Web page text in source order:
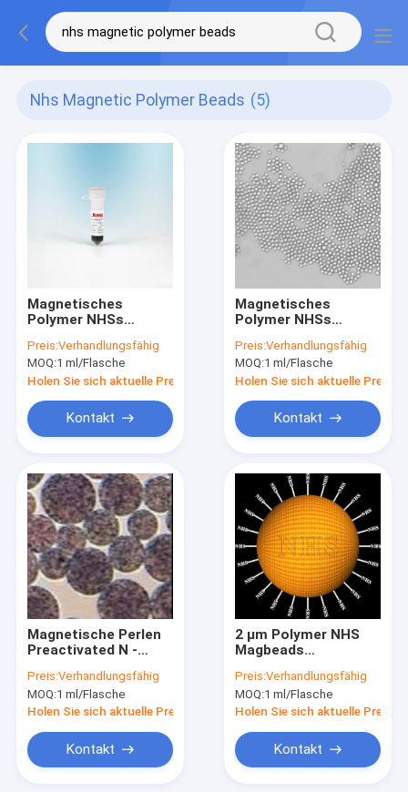
Nhs Magnetic Polymer Beads (5)
Magnetisches
Polymer NHSs
N - Hydroxyl-
Succinimide-
Nanoparticle 2 μm
Preis:Verhandlungsfähig
MOQ:1 ml/Flasche
Holen Sie sich aktuelle Preis
Kontakt
Magnetisches
Polymer NHSs
Preactivated 2 10
mg/ml 5 ml
Preis:Verhandlungsfähig
MOQ:1 ml/Flasche
Holen Sie sich aktuelle Preis
Kontakt
Magnetische Perlen
Preactivated N -
Succinimide-
Nanoparticle
Agarose NHSs
Preis:Verhandlungsfähig
MOQ:1 ml/Flasche
Holen Sie sich aktuelle Preis
Kontakt
2 μm Polymer NHS
Magbeads
mg/ml 50 ml
Preis:Verhandlungsfähig
MOQ:1 ml/Flasche
Holen Sie sich aktuelle Preis
Kontakt